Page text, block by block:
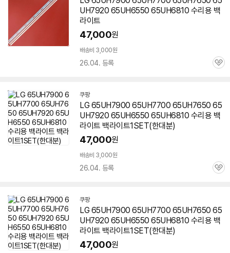
버
페
UH7920 65UH6550 65UH6810 수리용 백
라이트
47,000원
배송비 3,000원
26.04. 등록
관
쿠팡
LG 65UH7900 65UH7700 65UH7650 65
UH7920 65UH6550 65UH6810 수리용 백
라이트 백라이트1SET(한대분)
47,000원
배송비 3,000원
26.04. 등록
관
쿠팡
LG 65UH7900 65UH7700 65UH7650 65
UH7920 65UH6550 65UH6810 수리용 백
라이트 백라이트1SET(한대분)
47,000원